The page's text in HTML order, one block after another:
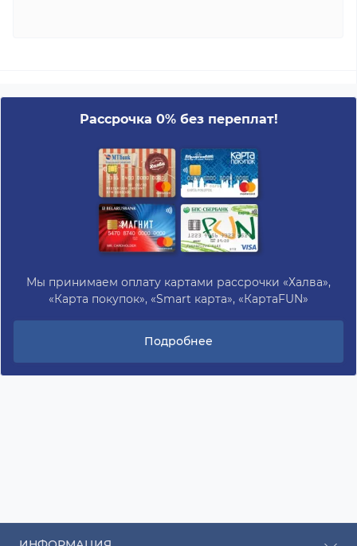
Рассрочка 0% без переплат!
Мы принимаем оплату картами рассрочки «Халва»,
«Карта покупок», «Smart карта», «КартаFUN»
Подробнее